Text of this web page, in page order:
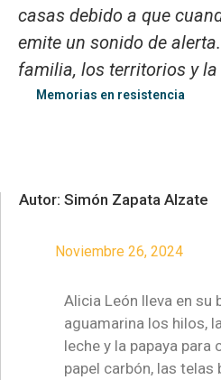
casas debido a que
emite un sonido de
familia, los territorios y la
Memorias en resistencia
Autor: Simón Zapata Alzate
Noviembre 26, 2024
Alicia León lleva en su
aguamarina los hilos,
leche y la papaya para
papel carbón, las telas